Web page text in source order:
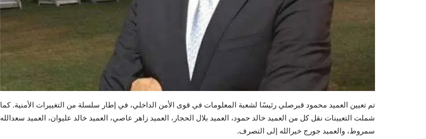
تم تعيين العميد محمود قبرصلي رئيسًا لشعبة المعلومات في قوى الأمن الداخلي، في إطار سلسلة من التغييرات الأمنية. كما
شملت التعيينات نقل كل من العميد خالد حمود، العميد بلال الحجار، العميد زاهر عاصي، العميد خالد عليوان، العميد سعدالله
سمروط، والعميد جورج خيرالله إلى التصرف.